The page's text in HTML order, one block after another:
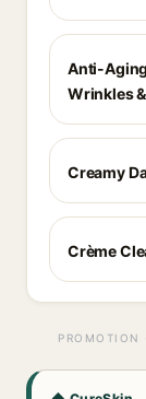
Anti-
Wrinkles
Creamy
Crème
PROMOTION